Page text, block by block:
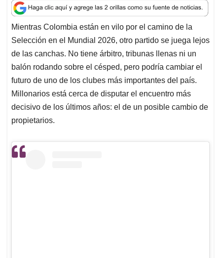
a
t
s
A
p
p
c
e
b
o
o
k
n
k
e
d
I
n
a
i
l
r
e
a
d
s
Mientras Colombia están en vilo por el camino de la
Selección en el Mundial 2026, otro partido se juega lejos
de las canchas. No tiene árbitro, tribunas llenas ni un
balón rodando sobre el césped, pero podría cambiar el
futuro de uno de los clubes más importantes del país.
Millonarios está cerca de disputar el encuentro más
decisivo de los últimos años: el de un posible cambio de
propietarios.